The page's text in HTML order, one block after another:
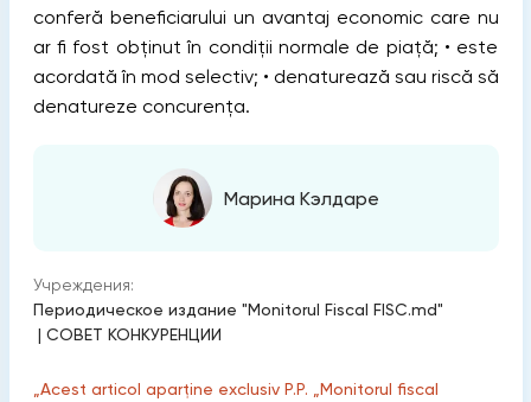
conferă beneficiarului un avantaj economic care nu
ar fi fost obţinut în condiţii normale de piaţă; • este
acordată în mod selectiv; • denaturează sau riscă să
denatureze concurenţa.
Марина Кэлдаре
Учреждения:
Периодическое издание "Monitorul Fiscal FISC.md"
| СОВЕТ КОНКУРЕНЦИИ
„Acest articol aparține exclusiv P.P. „Monitorul fiscal